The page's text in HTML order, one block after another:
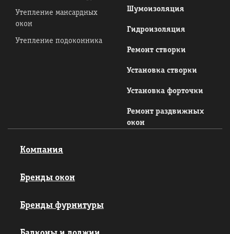
Утепление мансардных
окон
Утепление подоконника
Шумоизоляция
Гидроизоляция
Ремонт створки
Установка створки
Установка форточки
Ремонт раздвижных
окон
Компания
Бренды окон
Бренды фурнитуры